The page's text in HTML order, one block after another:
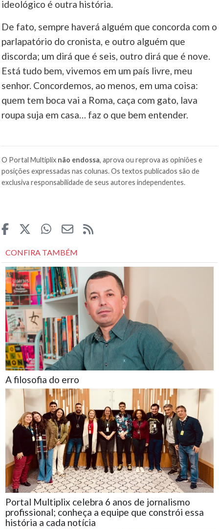
ideológico é outra história.
De fato, sempre haverá alguém que concorda com o
parlapatório do cronista, e outro alguém que
discorda; um dirá que é seis, outro dirá que é nove.
Está tudo bem, vivemos em um país livre, meu
senhor. Concordemos, ao menos, em uma coisa:
quem tem boca vai a Roma, caça com gato, lava
roupa suja em casa… faz o que bem entender.
O Portal Multiplix não endossa, aprova ou reprova as opiniões e
posições expressadas nas colunas. Os textos publicados são de
exclusiva responsabilidade de seus autores independentes.
CONFIRA TAMBÉM
A filosofia do erro
Portal Multiplix celebra 6 anos de jornalismo
profissional; conheça a equipe que constrói essa
história a cada notícia